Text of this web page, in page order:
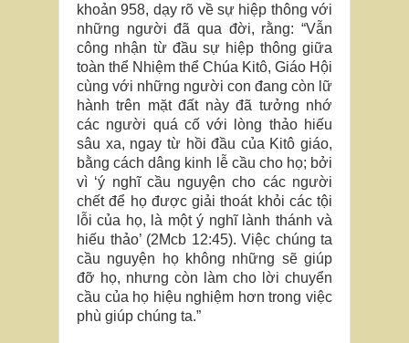
khoản 958, dạy rõ về sự hiệp thông với
những người đã qua đời, rằng: “Vẫn
công nhận từ đầu sự hiệp thông giữa
toàn thể Nhiệm thể Chúa Kitô, Giáo Hội
cùng với những người con đang còn lữ
hành trên mặt đất này đã tưởng nhớ
các người quá cố với lòng thảo hiếu
sâu xa, ngay từ hồi đầu của Kitô giáo,
bằng cách dâng kinh lễ cầu cho họ; bởi
vì ‘ý nghĩ cầu nguyện cho các người
chết để họ được giải thoát khỏi các tội
lỗi của họ, là một ý nghĩ lành thánh và
hiếu thảo’ (2Mcb 12:45). Việc chúng ta
cầu nguyện họ không những sẽ giúp
đỡ họ, nhưng còn làm cho lời chuyển
cầu của họ hiệu nghiệm hơn trong việc
phù giúp chúng ta.”